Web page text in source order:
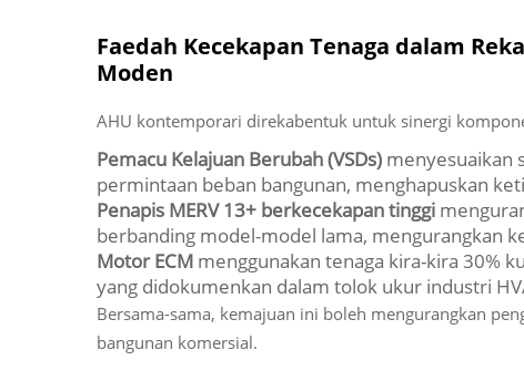
Faedah Kecekapan Tenaga dalam
Moden
AHU kontemporari direkabentuk untuk sinergi
Pemacu Kelajuan Berubah (VSDs) menyesuaikan
permintaan beban bangunan, menghapuskan
Penapis MERV 13+ berkecekapan tinggi
berbanding model-model lama, mengurangkan
Motor ECM menggunakan tenaga kira-kira 30%
yang didokumenkan dalam tolok ukur industri
Bersama-sama, kemajuan ini boleh mengurangkan
bangunan komersial.